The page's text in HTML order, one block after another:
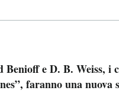
Benioff e D. B. Weiss, i
faranno una nuova